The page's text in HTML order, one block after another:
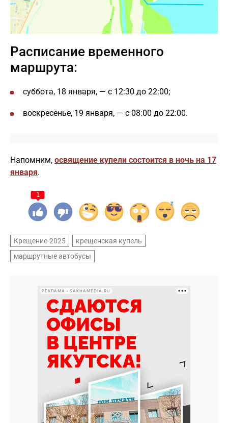
Расписание временного
маршрута:
суббота, 18 января, — с 12:30 до 22:00;
воскресенье, 19 января, — с 08:00 до 22:00.
Напомним, освящение купели состоится в ночь на 17
января.
1
Крещение-2025
крещенская купель
маршрутные автобусы
РЕКЛАМА • SAKHAMEDIA.RU